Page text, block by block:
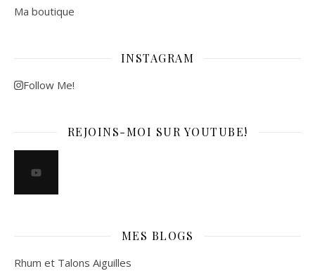
Ma boutique
INSTAGRAM
Follow Me!
REJOINS-MOI SUR YOUTUBE!
MES BLOGS
Rhum et Talons Aiguilles